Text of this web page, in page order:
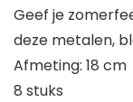
Geef je
deze metalen,
Afmeting: 18 cm
8 stuks